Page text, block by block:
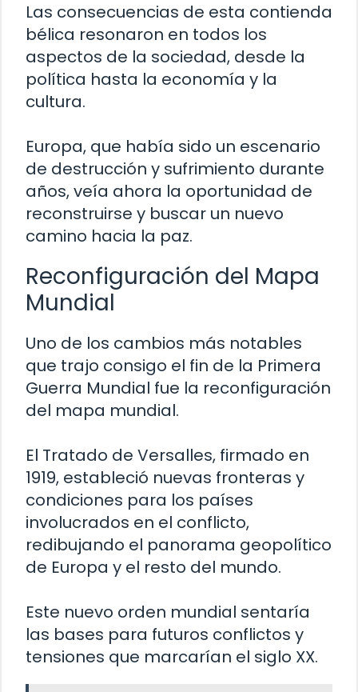
Las consecuencias de esta contienda
bélica resonaron en todos los
aspectos de la sociedad, desde la
política hasta la economía y la
cultura.
Europa, que había sido un escenario
de destrucción y sufrimiento durante
años, veía ahora la oportunidad de
reconstruirse y buscar un nuevo
camino hacia la paz.
Reconfiguración del Mapa
Mundial
Uno de los cambios más notables
que trajo consigo el fin de la Primera
Guerra Mundial fue la reconfiguración
del mapa mundial.
El Tratado de Versalles, firmado en
1919, estableció nuevas fronteras y
condiciones para los países
involucrados en el conflicto,
redibujando el panorama geopolítico
de Europa y el resto del mundo.
Este nuevo orden mundial sentaría
las bases para futuros conflictos y
tensiones que marcarían el siglo XX.